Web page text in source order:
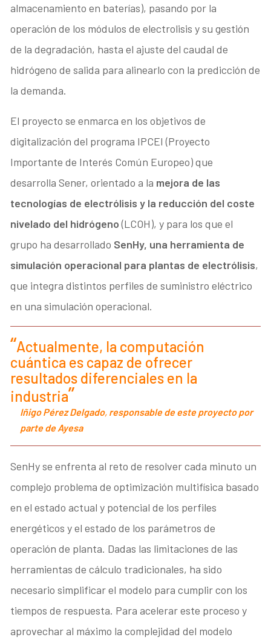
almacenamiento en baterías), pasando por la
operación de los módulos de electrolisis y su gestión
de la degradación, hasta el ajuste del caudal de
hidrógeno de salida para alinearlo con la predicción de
la demanda.
El proyecto se enmarca en los objetivos de
digitalización del programa IPCEI (Proyecto
Importante de Interés Común Europeo) que
desarrolla Sener, orientado a la mejora de las
tecnologías de electrólisis y la reducción del coste
nivelado del hidrógeno(LCOH), y para los que el
grupo ha desarrollado SenHy, una herramienta de
simulación operacional para plantas de electrólisis,
que integra distintos perfiles de suministro eléctrico
en una simulación operacional.
Actualmente, la computación
cuántica es capaz de ofrecer
resultados diferenciales en la
industria
Iñigo Pérez Delgado, responsable de este proyecto por
parte de Ayesa
SenHy se enfrenta al reto de resolver cada minuto un
complejo problema de optimización multifísica basado
en el estado actual y potencial de los perfiles
energéticos y el estado de los parámetros de
operación de planta. Dadas las limitaciones de las
herramientas de cálculo tradicionales, ha sido
necesario simplificar el modelo para cumplir con los
tiempos de respuesta. Para acelerar este proceso y
aprovechar al máximo la complejidad del modelo